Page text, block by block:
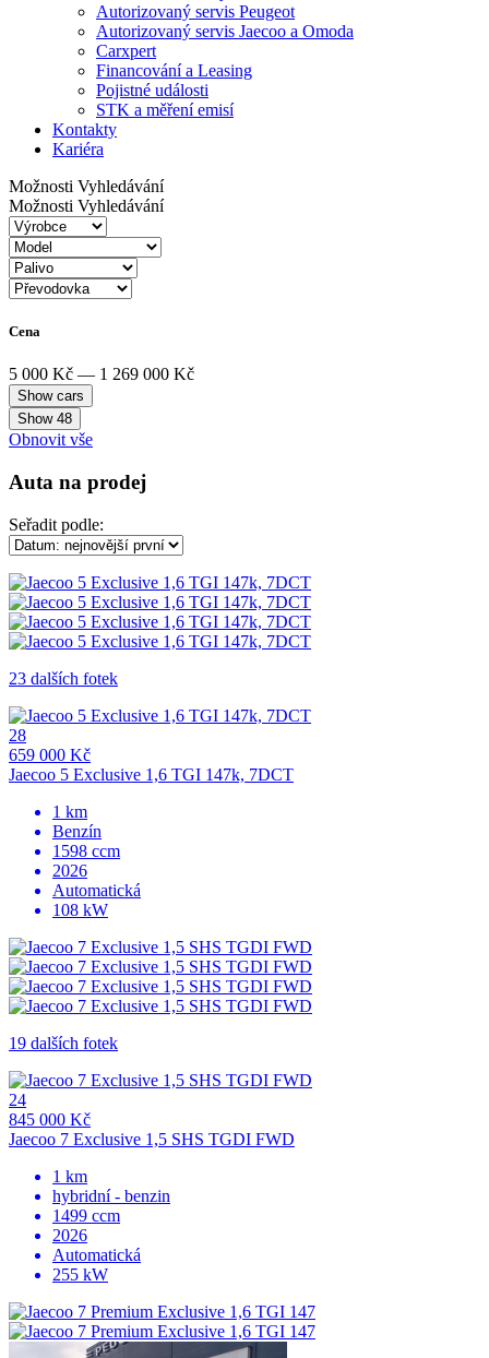
Autorizovaný servis Peugeot
Autorizovaný servis Jaecoo a Omoda
Carxpert
Financování a Leasing
Pojistné události
STK a měření emisí
Kontakty
Kariéra
Možnosti Vyhledávání
Možnosti Vyhledávání
Cena
5 000 Kč — 1 269 000 Kč
Show 48
Obnovit vše
Auta na prodej
Seřadit podle:
23 dalších fotek
28
659 000 Kč
Jaecoo 5 Exclusive 1,6 TGI 147k, 7DCT
1 km
Benzín
1598 ccm
2026
Automatická
108 kW
19 dalších fotek
24
845 000 Kč
Jaecoo 7 Exclusive 1,5 SHS TGDI FWD
1 km
hybridní - benzin
1499 ccm
2026
Automatická
255 kW